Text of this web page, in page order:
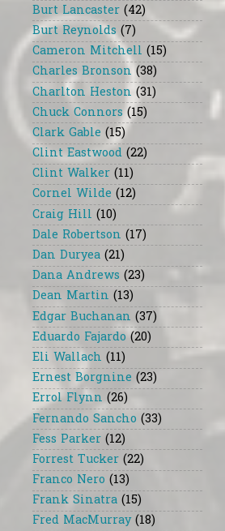
Burt Lancaster (42)
Burt Reynolds (7)
Cameron Mitchell (15)
Charles Bronson (38)
Charlton Heston (31)
Chuck Connors (15)
Clark Gable (15)
Clint Eastwood (22)
Clint Walker (11)
Cornel Wilde (12)
Craig Hill (10)
Dale Robertson (17)
Dan Duryea (21)
Dana Andrews (23)
Dean Martin (13)
Edgar Buchanan (37)
Eduardo Fajardo (20)
Eli Wallach (11)
Ernest Borgnine (23)
Errol Flynn (26)
Fernando Sancho (33)
Fess Parker (12)
Forrest Tucker (22)
Franco Nero (13)
Frank Sinatra (15)
Fred MacMurray (18)